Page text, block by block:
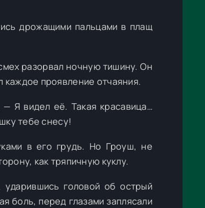
дрожащими пальцами в плащ
разорвал ночную тишину. Он
каждое проявление отчаяния.
Я видел её. Такая красавица…
тебе снесу!
в его грудь. Но Гроуш, не
как тряпичную куклу.
головой об острый
боль, перед глазами заплясали